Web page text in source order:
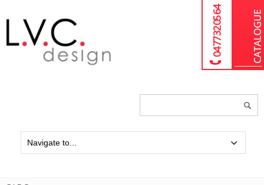
04 77 32 05 64